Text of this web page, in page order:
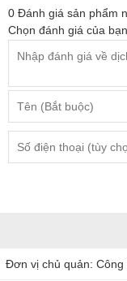
0 Đánh giá sản phẩm
Chọn đánh giá của bạn
Đơn vị chủ quản: Công